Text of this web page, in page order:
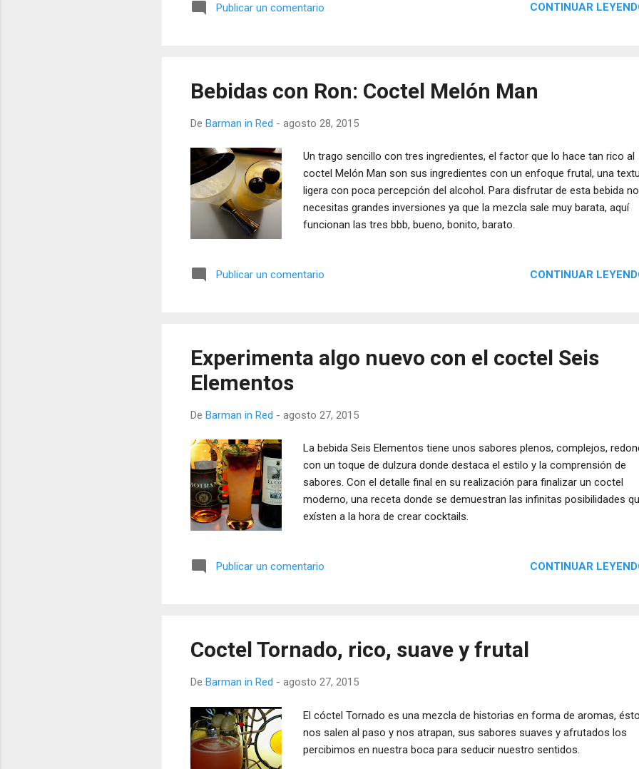
Publicar un comentario CONTINUAR
Bebidas con Ron: Coctel Melón Man
De Barman in Red - agosto 28, 2015
Un trago sencillo con tres ingredientes, el factor que lo hace tan rico al
coctel Melón Man son sus ingredientes con un enfoque frutal, una
ligera con poca percepción del alcohol. Para disfrutar de esta bebida no
necesitas grandes inversiones ya que la mezcla sale muy barata, aquí
funcionan las tres bbb, bueno, bonito, barato.
Publicar un comentario CONTINUAR
Experimenta algo nuevo con el coctel Seis
Elementos
De Barman in Red - agosto 27, 2015
La bebida Seis Elementos tiene unos sabores plenos, complejos,
con un toque de dulzura donde destaca el estilo y la comprensión de
sabores. Con el detalle final en su realización para finalizar un coctel
moderno, una receta donde se demuestran las infinitas posibilidades
exísten a la hora de crear cocktails.
Publicar un comentario CONTINUAR
Coctel Tornado, rico, suave y frutal
De Barman in Red - agosto 27, 2015
El cóctel Tornado es una mezcla de historias en forma de aromas,
nos salen al paso y nos atrapan, sus sabores suaves y afrutados los
percibimos en nuestra boca para seducir nuestro sentidos.